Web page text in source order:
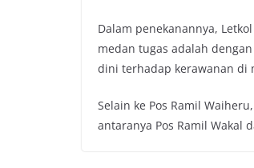
Dalam penekanannya,
medan tugas adalah
dini terhadap kerawanan di
Selain ke Pos Ramil
antaranya Pos Ramil Wakal